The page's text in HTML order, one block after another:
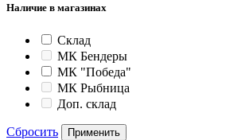
Наличие в магазинах
Склад
МК Бендеры
МК "Победа"
МК Рыбница
Доп. склад
Сбросить Применить